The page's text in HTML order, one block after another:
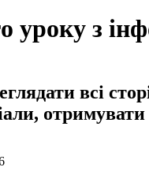
уроку з
всі
отримувати